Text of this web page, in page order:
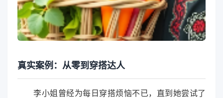
真实案例：从零到穿搭达人
李小姐曾经为每日穿搭烦恼不已，直到她尝试了